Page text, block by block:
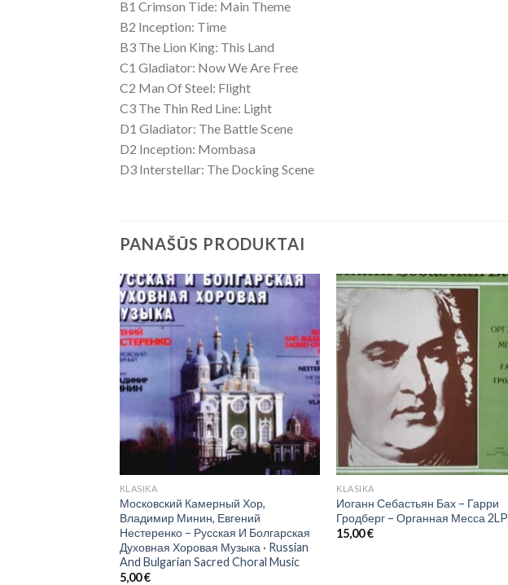
B1 Crimson Tide: Main Theme
B2 Inception: Time
B3 The Lion King: This Land
C1 Gladiator: Now We Are Free
C2 Man Of Steel: Flight
C3 The Thin Red Line: Light
D1 Gladiator: The Battle Scene
D2 Inception: Mombasa
D3 Interstellar: The Docking Scene
PANAŠŪS PRODUKTAI
KLASIKA
Московский Камерный Хор,
Владимир Минин, Евгений
Нестеренко – Русская И Болгарская
Духовная Хоровая Музыка · Russian
And Bulgarian Sacred Choral Music
5,00€
KLASIKA
Иоганн Себастьян Бах – Гарри
Гродберг – Органная Месса 2LP
15,00€